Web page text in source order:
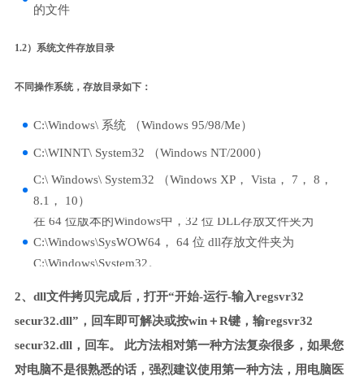
的文件
1.2）系统文件存放目录
不同操作系统，存放目录如下：
C:\Windows\ 系统 （Windows 95/98/Me）
C:\WINNT\ System32 （Windows NT/2000）
C:\ Windows\ System32 （Windows XP， Vista， 7， 8，
8.1， 10）
在 64 位版本的Windows中，32 位 DLL存放文件夹为
C:\Windows\SysWOW64， 64 位 dll存放文件夹为
C:\Windows\System32。
2、dll文件拷贝完成后，打开“开始-运行-输入regsvr32
secur32.dll”，回车即可解决或按win＋R键，输regsvr32
secur32.dll，回车。 此方法相对第一种方法复杂很多，如果您
对电脑不是很熟悉的话，强烈建议使用第一种方法，用电脑医